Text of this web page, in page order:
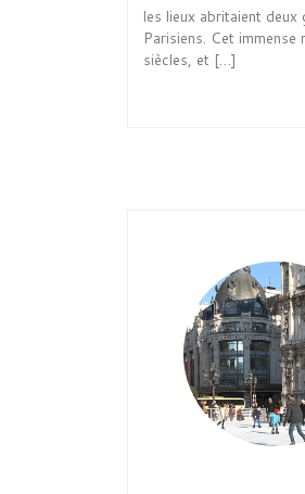
les lieux abritaient deux
Parisiens. Cet
siècles, et […]